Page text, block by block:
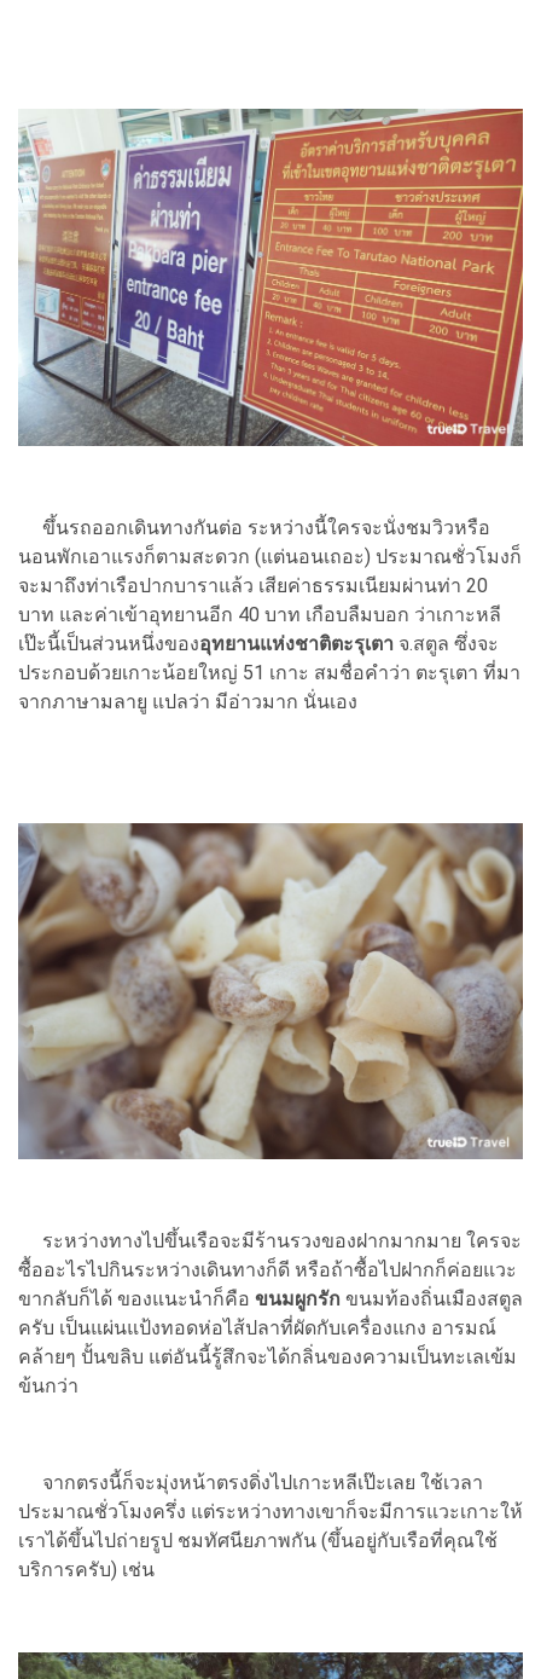
ขึ้นรถออกเดินทางกันต่อ ระหว่างนี้ใครจะนั่งชมวิวหรือ
นอนพักเอาแรงก็ตามสะดวก (แต่นอนเถอะ) ประมาณชั่วโมงก็
จะมาถึงท่าเรือปากบาราแล้ว เสียค่าธรรมเนียมผ่านท่า 20
บาท และค่าเข้าอุทยานอีก 40 บาท เกือบลืมบอก ว่าเกาะหลี
เป๊ะนี้เป็นส่วนหนึ่งของอุทยานแห่งชาติตะรุเตา จ.สตูล ซึ่งจะ
ประกอบด้วยเกาะน้อยใหญ่ 51 เกาะ สมชื่อคำว่า ตะรุเตา ที่มา
จากภาษามลายู แปลว่า มีอ่าวมาก นั่นเอง
ระหว่างทางไปขึ้นเรือจะมีร้านรวงของฝากมากมาย ใครจะ
ซื้ออะไรไปกินระหว่างเดินทางก็ดี หรือถ้าซื้อไปฝากก็ค่อยแวะ
ขากลับก็ได้ ของแนะนำก็คือ ขนมผูกรัก ขนมท้องถิ่นเมืองสตูล
ครับ เป็นแผ่นแป้งทอดห่อไส้ปลาที่ผัดกับเครื่องแกง อารมณ์
คล้ายๆ ปั้นขลิบ แต่อันนี้รู้สึกจะได้กลิ่นของความเป็นทะเลเข้ม
ข้นกว่า
จากตรงนี้ก็จะมุ่งหน้าตรงดิ่งไปเกาะหลีเป๊ะเลย ใช้เวลา
ประมาณชั่วโมงครึ่ง แต่ระหว่างทางเขาก็จะมีการแวะเกาะให้
เราได้ขึ้นไปถ่ายรูป ชมทัศนียภาพกัน (ขึ้นอยู่กับเรือที่คุณใช้
บริการครับ) เช่น